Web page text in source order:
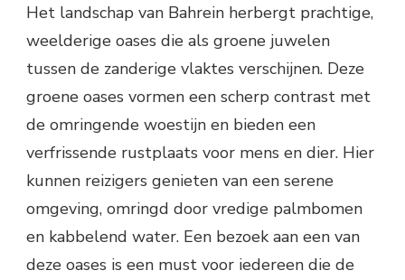
Het landschap van Bahrein herbergt prachtige,
weelderige oases die als groene juwelen
tussen de zanderige vlaktes verschijnen. Deze
groene oases vormen een scherp contrast met
de omringende woestijn en bieden een
verfrissende rustplaats voor mens en dier. Hier
kunnen reizigers genieten van een serene
omgeving, omringd door vredige palmbomen
en kabbelend water. Een bezoek aan een van
deze oases is een must voor iedereen die de